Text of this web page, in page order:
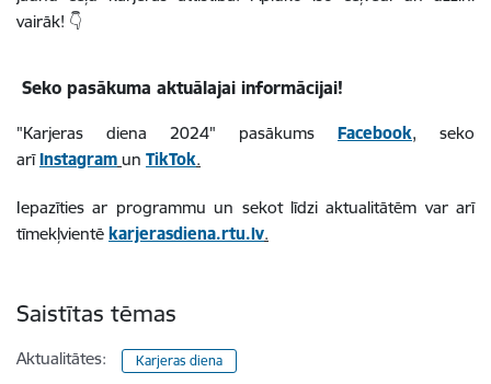
vairāk! 👇
Seko pasākuma aktuālajai informācijai!
"Karjeras diena 2024" pasākums Facebook, seko
arīInstagram un TikTok.
Iepazīties ar programmu un sekot līdzi aktualitātēm var arī
tīmekļvientē karjerasdiena.rtu.lv.
Saistītas tēmas
Aktualitātes: Karjeras diena